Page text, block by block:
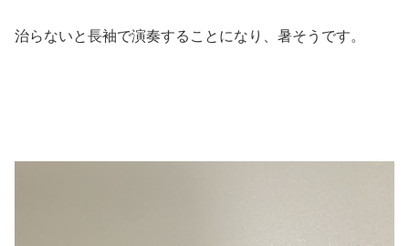
治らないと長袖で演奏することになり、暑そうです。